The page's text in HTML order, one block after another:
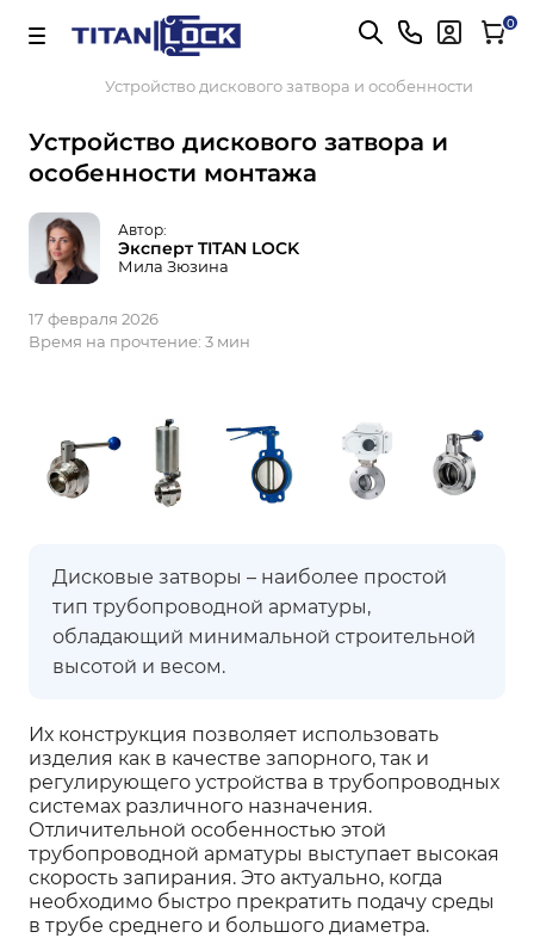
Важно! Для оплаты заказов Подробнее 0
Главная
Блог
Устройство дискового затвора и особенности
Устройство дискового затвора и
особенности монтажа
Автор:
Эксперт TITAN LOCK
Мила Зюзина
17 февраля 2026
Время на прочтение: 3 мин
Дисковые затворы – наиболее простой
тип трубопроводной арматуры,
обладающий минимальной строительной
высотой и весом.
Их конструкция позволяет использовать
изделия как в качестве запорного, так и
регулирующего устройства в трубопроводных
системах различного назначения.
Отличительной особенностью этой
трубопроводной арматуры выступает высокая
скорость запирания. Это актуально, когда
необходимо быстро прекратить подачу среды
в трубе среднего и большого диаметра.